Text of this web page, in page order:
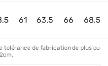
61 63.5 66 68.5
tolérance de fabrication de plus ou